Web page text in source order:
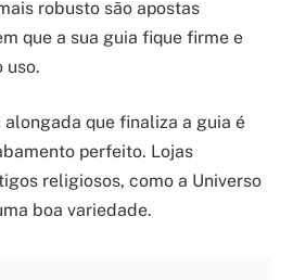
robusto são apostas
que a sua guia fique firme e
uso.
alongada que finaliza a guia é
perfeito. Lojas
religiosos, como a Universo
boa variedade.